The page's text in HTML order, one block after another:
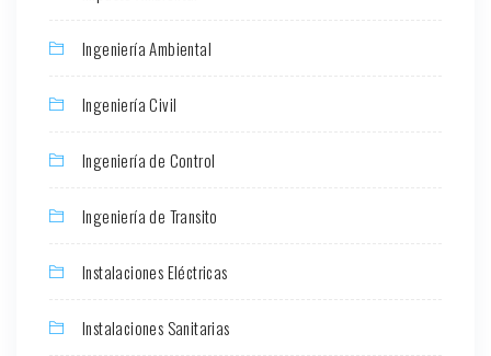
Ingeniería Ambiental
Ingeniería Civil
Ingeniería de Control
Ingeniería de Transito
Instalaciones Eléctricas
Instalaciones Sanitarias